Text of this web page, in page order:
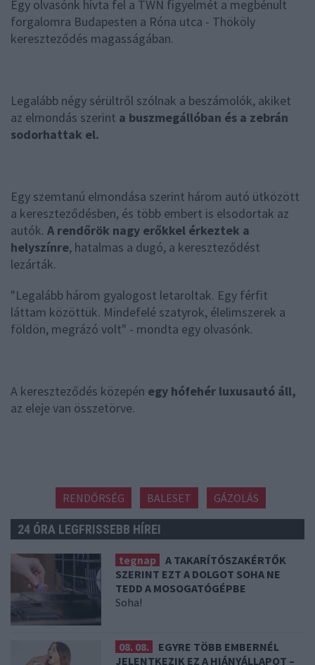
Egy olvasónk hívta fel a TWN figyelmét a megbénult
forgalomra Budapesten a Róna utca - Thököly
kereszteződés magasságában.
Legalább négy sérültről szólnak a beszámolók, akiket
az elmondás szerint a buszmegállóban és a zebrán
sodorhattak el.
Egy szemtanú elmondása szerint három autó ütközött
a kereszteződésben, és több embert is elsodortak az
autók. A rendőrök nagy erőkkel érkeztek a
helyszínre, hatalmas a dugó, a kereszteződést
lezárták.
"Legalább három gyalogost letaroltak. Egy férfit
láttam közöttük. Mindefelé szatyrok, élelimszerek a
földön, megrázó volt" - mondta egy olvasónk.
A kereszteződés közepén egy hófehér luxusautó áll,
az eleje van összetörve.
RENDŐRSÉG BALESET GÁZOLÁS
24 ÓRA LEGFRISSEBB HÍREI
tegnap
A TAKARÍTÓSZAKÉRTŐK
SZERINT EZT A DOLGOT SOHA NE
TEDD A MOSOGATÓGÉPBE
Soha!
08. 08.
EGYRE TÖBB EMBERNÉL
JELENTKEZIK EZ A HIÁNYÁLLAPOT –